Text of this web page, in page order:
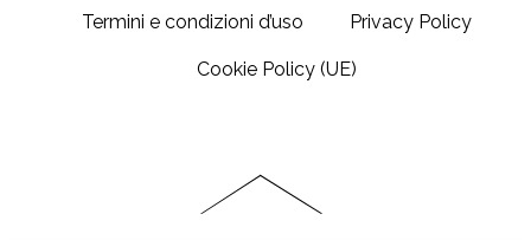
Termini e condizioni d’uso Privacy Policy
Cookie Policy (UE)